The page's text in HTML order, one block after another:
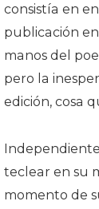
consistía en
publicación
manos del
pero la
edición, cosa
teclear en su
momento de